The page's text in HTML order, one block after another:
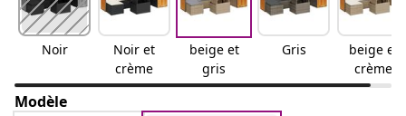
Noir
Noir et
crème
beige et
gris
Gris
beige et
crème
Modèle